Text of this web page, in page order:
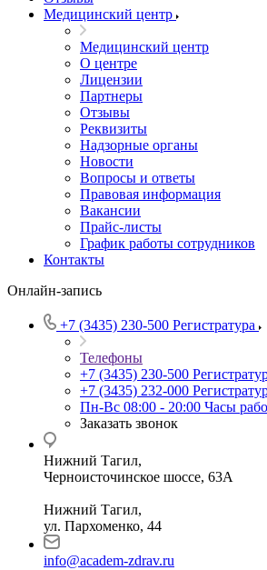
Медицинский центр
Медицинский центр
О центре
Лицензии
Партнеры
Отзывы
Реквизиты
Надзорные органы
Новости
Вопросы и ответы
Правовая информация
Вакансии
Прайс-листы
График работы сотрудников
Контакты
Онлайн-запись
+7 (3435) 230-500 Регистратура
Телефоны
+7 (3435) 230-500
+7 (3435) 232-000
Пн-Вс 08:00 - 20:00 Часы
Заказать звонок
Нижний Тагил,
Черноисточинское шоссе, 63А
Нижний Тагил,
ул. Пархоменко, 44
info@academ-zdrav.ru